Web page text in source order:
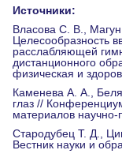
Источники:
Власова С. В.,
Целесообразность
расслабляющей
дистанционного
физическая и
Каменева А. А.,
глаз //
материалов научно-
Стародубец Т. Д.,
Вестник науки и